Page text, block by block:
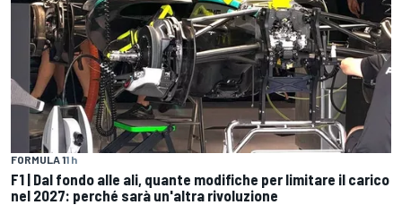
FORMULA 11 h
F1 | Dal fondo alle ali, quante modifiche per limitare il carico
nel 2027: perché sarà un'altra rivoluzione